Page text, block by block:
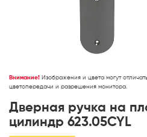
Внимание! Изображения и цвета могут
цветопередачи и разрешения монитора.
Дверная ручка на
цилиндр 623.05CYL